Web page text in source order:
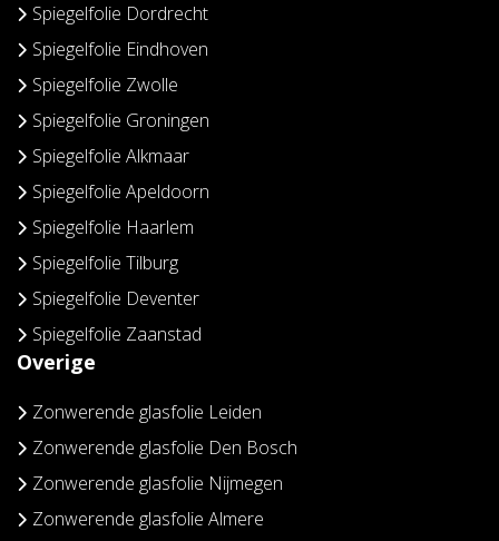
Spiegelfolie Dordrecht
Spiegelfolie Eindhoven
Spiegelfolie Zwolle
Spiegelfolie Groningen
Spiegelfolie Alkmaar
Spiegelfolie Apeldoorn
Spiegelfolie Haarlem
Spiegelfolie Tilburg
Spiegelfolie Deventer
Spiegelfolie Zaanstad
Overige
Zonwerende glasfolie Leiden
Zonwerende glasfolie Den Bosch
Zonwerende glasfolie Nijmegen
Zonwerende glasfolie Almere